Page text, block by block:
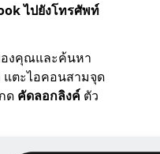
ไปยังโทรศัพท์
องคุณและค้นหา
ตะไอคอนสามจุด
ด คัดลอกลิงค์ ตัว